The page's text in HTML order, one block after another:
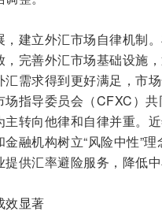
，建立外汇市场自律机制
完善外汇市场基础设施
需求得到更好满足，市
场指导委员会（CFXC）
转向他律和自律并重。
融机构树立“风险中性”
供汇率避险服务，降低中
效显著